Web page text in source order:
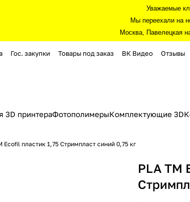
Уважаемые
Мы переехали на
Москва, Павелецкая
Гос. закупки Товары под заказ ВК Видео Отзывы
3D принтераФотополимерыКомплектующие 3D
Ecofil пластик 1,75 Стримпласт синий 0,75 кг
PLA TM